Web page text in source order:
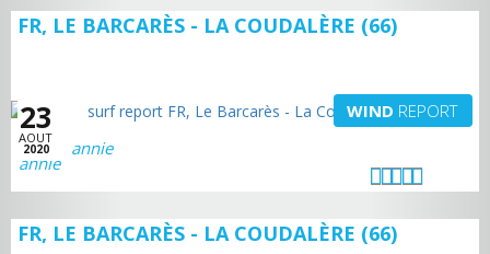
FR, LE BARCARÈS - LA COUDALÈRE (66)
23
AOUT
2020
WIND REPORT
annie
FR, LE BARCARÈS - LA COUDALÈRE (66)